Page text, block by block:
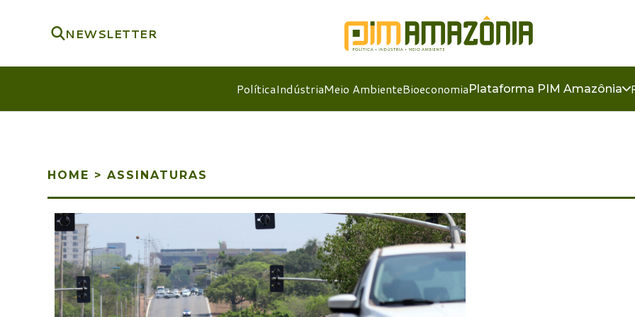
NEWSLETTER
PolíticaIndústriaMeio AmbienteBioeconomiaPlataforma PIM Amazônia
HOME > ASSINATURAS